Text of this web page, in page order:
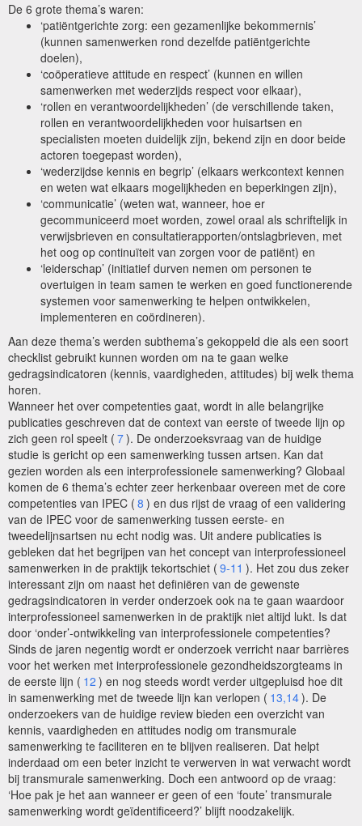
De 6 grote thema’s waren:
‘patiëntgerichte zorg: een gezamenlijke bekommernis’
(kunnen samenwerken rond dezelfde patiëntgerichte
doelen),
‘coöperatieve attitude en respect’ (kunnen en willen
samenwerken met wederzijds respect voor elkaar),
‘rollen en verantwoordelijkheden’ (de verschillende taken,
rollen en verantwoordelijkheden voor huisartsen en
specialisten moeten duidelijk zijn, bekend zijn en door beide
actoren toegepast worden),
‘wederzijdse kennis en begrip’ (elkaars werkcontext kennen
en weten wat elkaars mogelijkheden en beperkingen zijn),
‘communicatie’ (weten wat, wanneer, hoe er
gecommuniceerd moet worden, zowel oraal als schriftelijk in
verwijsbrieven en consultatierapporten/ontslagbrieven, met
het oog op continuïteit van zorgen voor de patiënt) en
‘leiderschap’ (initiatief durven nemen om personen te
overtuigen in team samen te werken en goed functionerende
systemen voor samenwerking te helpen ontwikkelen,
implementeren en coördineren).
Aan deze thema’s werden subthema’s gekoppeld die als een soort
checklist gebruikt kunnen worden om na te gaan welke
gedragsindicatoren (kennis, vaardigheden, attitudes) bij welk thema
horen.
Wanneer het over competenties gaat, wordt in alle belangrijke
publicaties geschreven dat de context van eerste of tweede lijn op
zich geen rol speelt ( 7). De onderzoeksvraag van de huidige
studie is gericht op een samenwerking tussen artsen. Kan dat
gezien worden als een interprofessionele samenwerking? Globaal
komen de 6 thema’s echter zeer herkenbaar overeen met de core
competenties van IPEC ( 8 ) en dus rijst de vraag of een validering
van de IPEC voor de samenwerking tussen eerste- en
tweedelijnsartsen nu echt nodig was. Uit andere publicaties is
gebleken dat het begrijpen van het concept van interprofessioneel
samenwerken in de praktijk tekortschiet ( 9-11 ). Het zou dus zeker
interessant zijn om naast het definiëren van de gewenste
gedragsindicatoren in verder onderzoek ook na te gaan waardoor
interprofessioneel samenwerken in de praktijk niet altijd lukt. Is dat
door ‘onder’-ontwikkeling van interprofessionele competenties?
Sinds de jaren negentig wordt er onderzoek verricht naar barrières
voor het werken met interprofessionele gezondheidszorgteams in
de eerste lijn ( 12 ) en nog steeds wordt verder uitgepluisd hoe dit
in samenwerking met de tweede lijn kan verlopen ( 13,14). De
onderzoekers van de huidige review bieden een overzicht van
kennis, vaardigheden en attitudes nodig om transmurale
samenwerking te faciliteren en te blijven realiseren. Dat helpt
inderdaad om een beter inzicht te verwerven in wat verwacht wordt
bij transmurale samenwerking. Doch een antwoord op de vraag:
‘Hoe pak je het aan wanneer er geen of een ‘foute’ transmurale
samenwerking wordt geïdentificeerd?’ blijft noodzakelijk.